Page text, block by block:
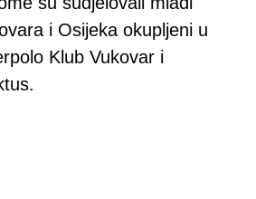
i Osijeka okupljeni u
Klub Vukovar i